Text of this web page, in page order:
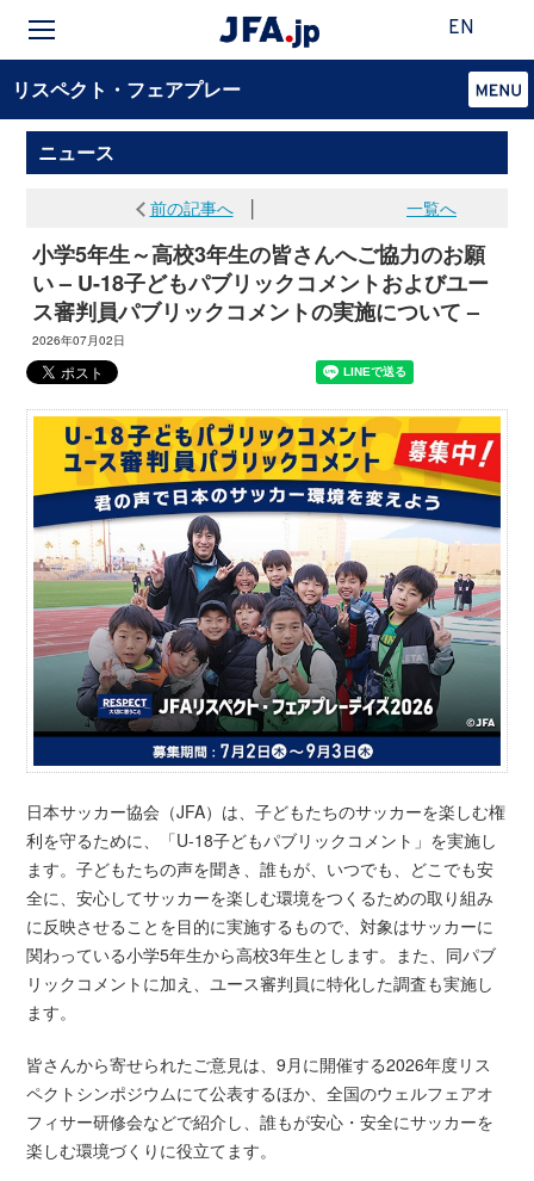
EN
リスペクト・フェアプレー
ニュース
前の記事へ│ 一覧へ
小学5年生～高校3年生の皆さんへご協力のお願
い – U-18子どもパブリックコメントおよびユー
ス審判員パブリックコメントの実施について –
2026年07月02日
日本サッカー協会（JFA）は、子どもたちのサッカーを楽しむ権
利を守るために、「U-18子どもパブリックコメント」を実施し
ます。子どもたちの声を聞き、誰もが、いつでも、どこでも安
全に、安心してサッカーを楽しむ環境をつくるための取り組み
に反映させることを目的に実施するもので、対象はサッカーに
関わっている小学5年生から高校3年生とします。また、同パブ
リックコメントに加え、ユース審判員に特化した調査も実施し
ます。
皆さんから寄せられたご意見は、9月に開催する2026年度リス
ペクトシンポジウムにて公表するほか、全国のウェルフェアオ
フィサー研修会などで紹介し、誰もが安心・安全にサッカーを
楽しむ環境づくりに役立てます。